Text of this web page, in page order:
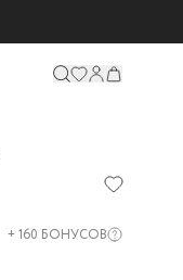
+160 БОНУСОВ